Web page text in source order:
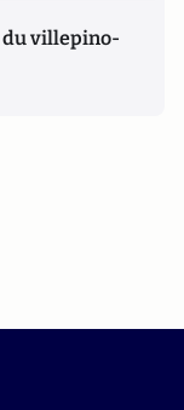
du villepino-